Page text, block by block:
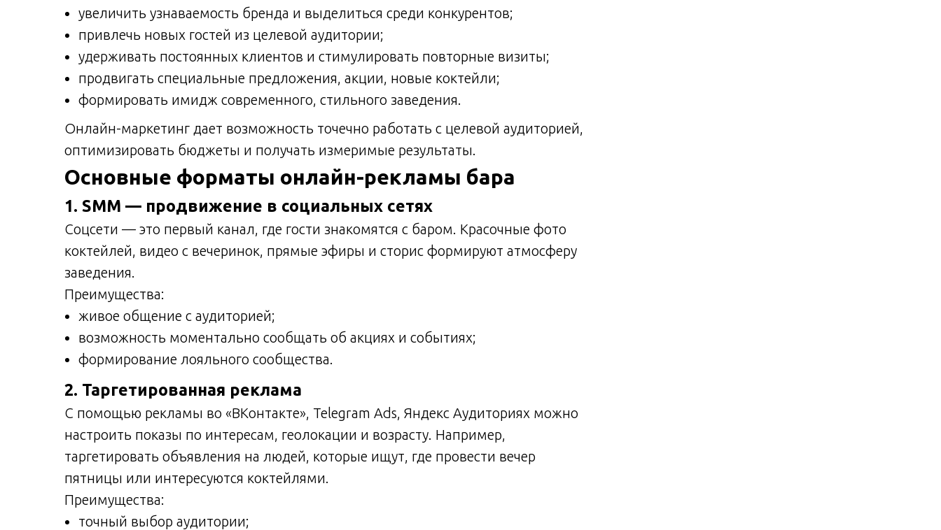
увеличить узнаваемость бренда и выделиться среди конкурентов;
привлечь новых гостей из целевой аудитории;
удерживать постоянных клиентов и стимулировать повторные визиты;
продвигать специальные предложения, акции, новые коктейли;
формировать имидж современного, стильного заведения.
Онлайн-маркетинг дает возможность точечно работать с целевой аудиторией,
оптимизировать бюджеты и получать измеримые результаты.
Основные форматы онлайн-рекламы бара
1. SMM — продвижение в социальных сетях
Соцсети — это первый канал, где гости знакомятся с баром. Красочные фото
коктейлей, видео с вечеринок, прямые эфиры и сторис формируют атмосферу
заведения.
Преимущества:
живое общение с аудиторией;
возможность моментально сообщать об акциях и событиях;
формирование лояльного сообщества.
2. Таргетированная реклама
С помощью рекламы во «ВКонтакте», Telegram Ads, Яндекс Аудиториях можно
настроить показы по интересам, геолокации и возрасту. Например,
таргетировать объявления на людей, которые ищут, где провести вечер
пятницы или интересуются коктейлями.
Преимущества:
точный выбор аудитории;